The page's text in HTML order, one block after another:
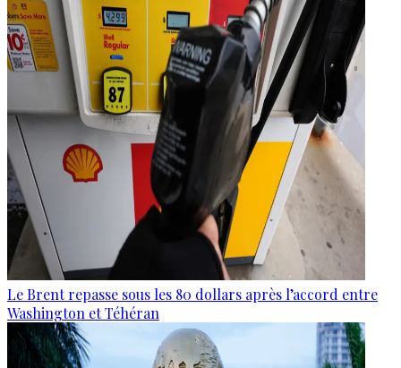
Le Brent repasse sous les 80 dollars après l’accord entre
Washington et Téhéran